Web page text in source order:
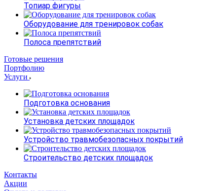
Топиар фигуры
Оборудование для тренировок собак
Полоса препятствий
Готовые решения
Портфолию
Услуги
Подготовка основания
Установка детских площадок
Устройство травмобезопасных покрытий
Строительство детских площадок
Контакты
Акции